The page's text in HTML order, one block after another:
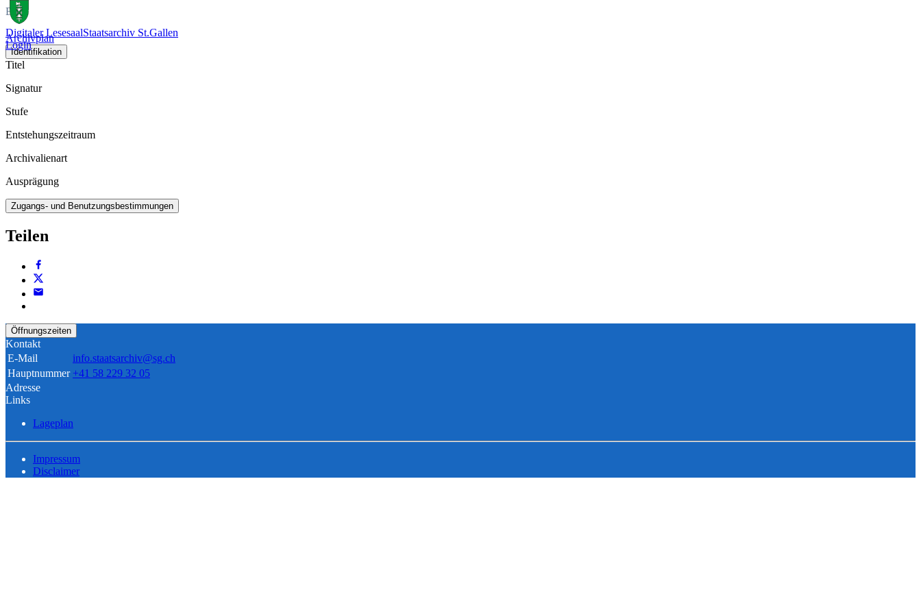
Digitaler LesesaalStaatsarchiv St.Gallen
Login
Buch
Archivplan
Identifikation
Titel
Signatur
Stufe
Entstehungszeitraum
Archivalienart
Ausprägung
Zugangs- und Benutzungsbestimmungen
Teilen
Öffnungszeiten
Kontakt
E-Mail
info.staatsarchiv@sg.ch
Hauptnummer +41 58 229 32 05
Adresse
Links
Lageplan
Impressum
Disclaimer